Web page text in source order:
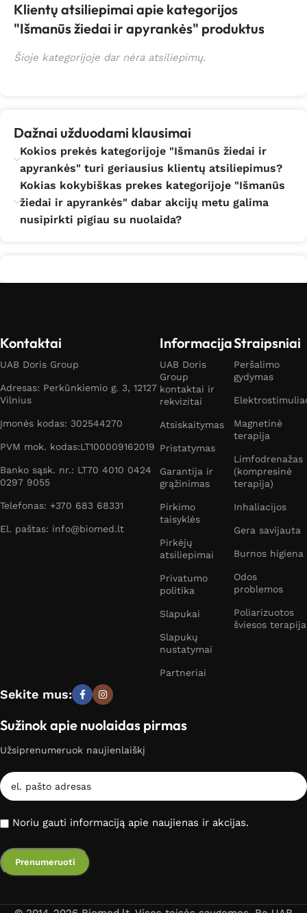
Klientų atsiliepimai apie kategorijos
"Išmanūs žiedai ir apyrankės" produktus
Šioje kategorijoje dar nėra atsiliepimų.
Dažnai užduodami klausimai
Kokios prekės kategorijoje "Išmanūs žiedai ir
apyrankės" turi geriausius klientų atsiliepimus?
Kokias kokybiškas prekes kategorijoje "Išmanūs
žiedai ir apyrankės" dabar akcijų metu galima
nusipirkti pigiau su nuolaida?
Kontaktai
UAB Doris Group
Adresas: Perkūnkiemio g. 3, 12127
Vilnius
Įmonės kodas: 302544270
PVM mok. kodas:LT100009162019
Banko sąsk. nr.: LT70 4010 0424
0297 9055
Telefonas: +370 683 68331
El. paštas: info@biomed.lt
Informacija
UAB Doris
Group
kontaktai ir
rekvizitai
Atsiskaitymas
Pristatymas
Garantija ir
grąžinimas
Pirkimo
taisyklės
Pirkėjų
atsiliepimai
Privatumo
politika
Slapukai
Slapukų
nustatymai
Partneriai
Straipsniai
Peršalimo
gydymas
Magnetinė
terapija
Limfodrenažas
(kompresinė
terapija)
Inhaliacijos
Gera savijauta
Burnos higiena
Odos
problemos
Poliarizuotos
šviesos terapija
Sekite mus:
Sužinok apie nuolaidas pirmas
Užsiprenumeruok naujienlaiškį
Noriu gauti informaciją apie naujienas ir akcijas.